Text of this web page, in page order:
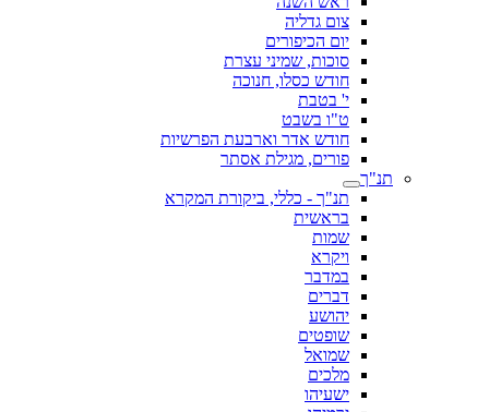
צום גדליה
יום הכיפורים
סוכות, שמיני עצרת
חודש כסלו, חנוכה
י' בטבת
ט"ו בשבט
חודש אדר וארבעת הפרשיות
פורים, מגילת אסתר
תנ"ך
תנ"ך - כללי, ביקורת המקרא
בראשית
שמות
ויקרא
במדבר
דברים
יהושע
שופטים
שמואל
מלכים
ישעיהו